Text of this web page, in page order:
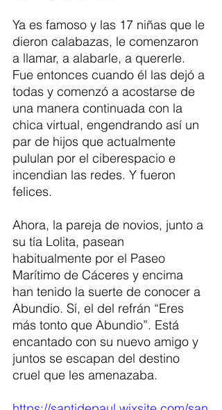
Ya es famoso y las 17 niñas que le
dieron calabazas, le comenzaron
a llamar, a alabarle, a quererle.
Fue entonces cuando él las dejó a
todas y comenzó a acostarse de
una manera continuada con la
chica virtual, engendrando así un
par de hijos que actualmente
pululan por el ciberespacio e
incendian las redes. Y fueron
felices.
Ahora, la pareja de novios, junto a
su tía Lolita, pasean
habitualmente por el Paseo
Marítimo de Cáceres y encima
han tenido la suerte de conocer a
Abundio. Sí, el del refrán “Eres
más tonto que Abundio”. Está
encantado con su nuevo amigo y
juntos se escapan del destino
cruel que les amenazaba.